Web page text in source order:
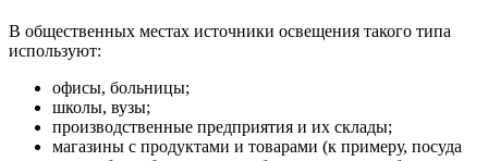
В общественных местах источники освещения такого типа
используют:
офисы, больницы;
школы, вузы;
производственные предприятия и их склады;
магазины с продуктами и товарами (к примеру, посуда